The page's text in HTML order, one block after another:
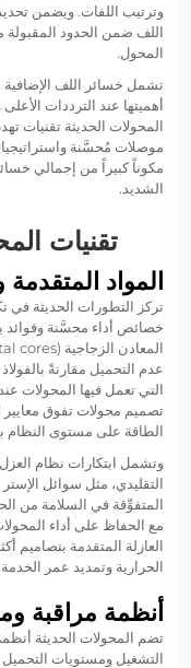
وترتيب اللفات. ويضمن
اللف ضمن الحدود المقبولة
المحول.
تشمل خسائر اللف الإضافية
أهميتها عند الترددات
المحولات الحديثة تقنيات
موصلات مُحسَّنة
مكوناً كبيراً من إجمالي
الشديد.
تقنيات
المواد المتقدمة
تركز التطورات الحديثة في
خصائص أداء محسَّنة وفوائد
عدم التحميل مقارنةً
التي تعمل فيها المحولات
تصميم محولات تفوق معايير
الطاقة على مستوى النظام
وتشمل ابتكارات نظام العزل
التقليدي، مثل سوائل
المتفوِّقة في السلامة من
مع الحفاظ على أداء
العازلة المتقدمة بتصاميم
الحرارية وتمديد عمر الخدمة.
أنظمة مراقبة
تضم المحولات الحديثة
التشغيل ومستويات التحميل